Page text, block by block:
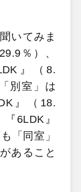
いてみま
％）、
』（8.
別室」は
』（18.
6LDK』
「同室」
あること